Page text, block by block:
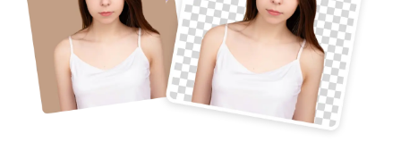
AI Background Generator
Online na Background Changer
I-compress ang PDF Online
Pagsamahin ang PDF File Online